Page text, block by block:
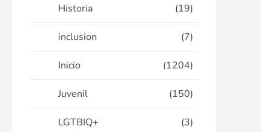
Historia (19)
inclusion (7)
Inicio (1204)
Juvenil (150)
LGTBIQ+ (3)